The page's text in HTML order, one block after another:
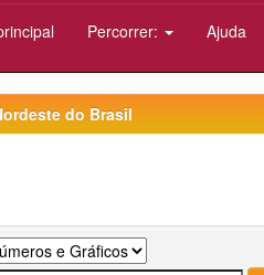
Percorrer: Ajuda
do Brasil